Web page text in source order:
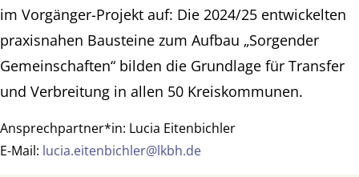
im Vorgänger-Projekt auf: Die 2024/25 entwickelten
praxisnahen Bausteine zum Aufbau „Sorgender
Gemeinschaften“ bilden die Grundlage für Transfer
und Verbreitung in allen 50 Kreiskommunen.
Ansprechpartner*in: Lucia Eitenbichler
E-Mail: lucia.eitenbichler@lkbh.de